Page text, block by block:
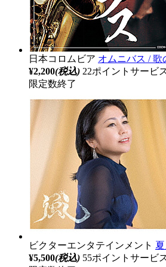
日本コロムビア オムニバス /
¥2,200(税込) 22ポイントサービ
限定数終了
ビクターエンタテインメント
¥5,500(税込) 55ポイントサービ